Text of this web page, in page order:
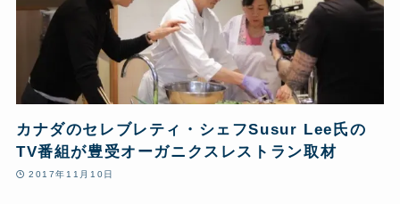
カナダのセレブレティ・シェフSusur Lee氏の
TV番組が豊受オーガニクスレストラン取材
2017年11月10日